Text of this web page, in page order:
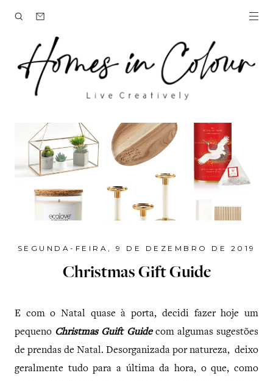
SEGUNDA-FEIRA, 9 DE DEZEMBRO DE 2019
Christmas Gift Guide
E com o Natal quase à porta, decidi fazer hoje um
pequeno Christmas Guift Guidecom algumas sugestões
de prendas de Natal. Desorganizada por natureza, deixo
geralmente tudo para a última da hora, o que, como